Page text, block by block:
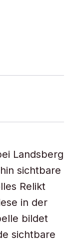
Landsberg
sichtbare
Relikt
in der
bildet
sichtbare